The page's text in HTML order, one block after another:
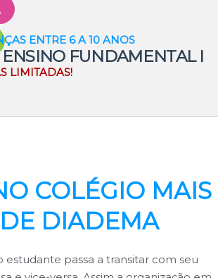
ENTRE 6 A 10 ANOS
FUNDAMENTAL I
LIMITADAS!
COLÉGIO MAIS
DIADEMA
passa a transitar com seu